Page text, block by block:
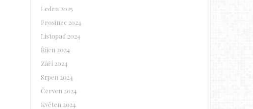
Leden 2025
Prosinec 2024
Listopad 2024
Říjen 2024
Září 2024
Srpen 2024
Červen 2024
Květen 2024